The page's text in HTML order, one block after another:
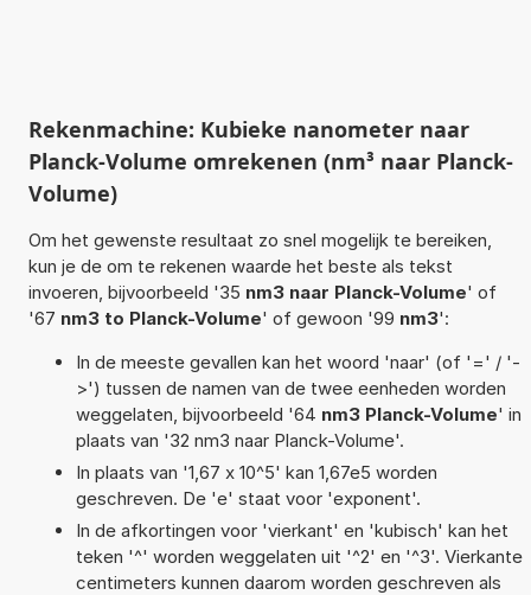
Rekenmachine: Kubieke nanometer naar
Planck-Volume omrekenen (nm³ naar Planck-
Volume)
Om het gewenste resultaat zo snel mogelijk te bereiken,
kun je de om te rekenen waarde het beste als tekst
invoeren, bijvoorbeeld '35 nm3 naar Planck-Volume' of
'67 nm3 to Planck-Volume' of gewoon '99 nm3':
In de meeste gevallen kan het woord 'naar' (of '=' / '-
>') tussen de namen van de twee eenheden worden
weggelaten, bijvoorbeeld '64 nm3 Planck-Volume' in
plaats van '32 nm3 naar Planck-Volume'.
In plaats van '1,67 x 10^5' kan 1,67e5 worden
geschreven. De 'e' staat voor 'exponent'.
In de afkortingen voor 'vierkant' en 'kubisch' kan het
teken '^' worden weggelaten uit '^2' en '^3'. Vierkante
centimeters kunnen daarom worden geschreven als